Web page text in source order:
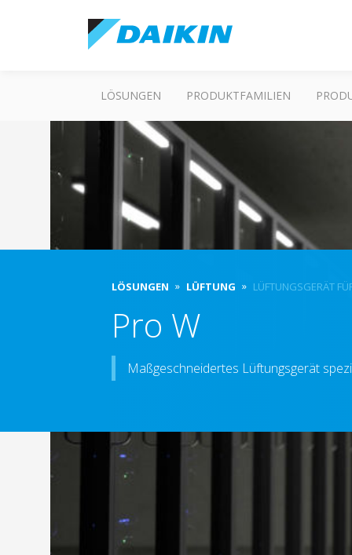
LÖSUNGEN PRODUKTFAMILIEN
LÖSUNGEN LÜFTUNG LÜFTUNGSGERÄT
Pro W
Maßgeschneidertes Lüftungsgerät